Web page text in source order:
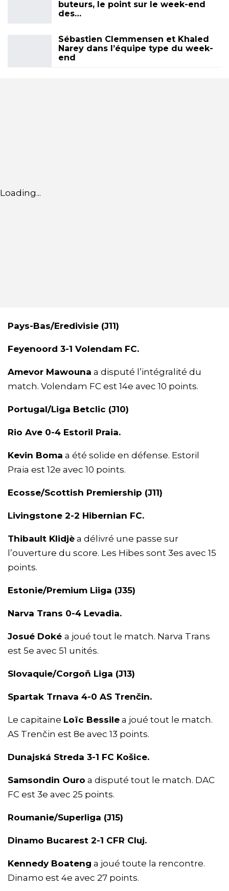
buteurs, le point sur le week-end
des…
Sébastien Clemmensen et Khaled
Narey dans l’équipe type du week-
end
Loading...
Pays-Bas/Eredivisie (J11)
Feyenoord 3-1 Volendam FC.
Amevor Mawouna a disputé l’intégralité du
match. Volendam FC est 14e avec 10 points.
Portugal/Liga Betclic (J10)
Rio Ave 0-4 Estoril Praia.
Kevin Boma a été solide en défense. Estoril
Praia est 12e avec 10 points.
Ecosse/Scottish Premiership (J11)
Livingstone 2-2 Hibernian FC.
Thibault Klidjè a délivré une passe sur
l’ouverture du score. Les Hibes sont 3es avec 15
points.
Estonie/Premium Liiga (J35)
Narva Trans 0-4 Levadia.
Josué Doké a joué tout le match. Narva Trans
est 5e avec 51 unités.
Slovaquie/Corgoň Liga (J13)
Spartak Trnava 4-0 AS Trenčin.
Le capitaine Loïc Bessile a joué tout le match.
AS Trenčin est 8e avec 13 points.
Dunajská Streda 3-1 FC Košice.
Samsondin Ouro a disputé tout le match. DAC
FC est 3e avec 25 points.
Roumanie/Superliga (J15)
Dinamo Bucarest 2-1 CFR Cluj.
Kennedy Boateng a joué toute la rencontre.
Dinamo est 4e avec 27 points.